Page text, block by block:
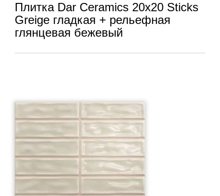
Плитка Dar Ceramics 20x20 Sticks
Greige гладкая + рельефная
глянцевая бежевый